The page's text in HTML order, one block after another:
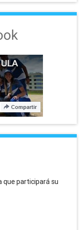
que participará su